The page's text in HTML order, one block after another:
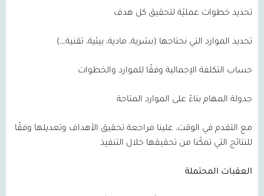
تحديد خطوات عمليّة لتحقيق كل هدف
تحديد الموارد التي نحتاجها (بشرية، مادية، بيئية، تقنية…)
حساب التكلفة الإجمالية وفقًا للموارد والخطوات
جدولة المهام بناءً على الموارد المتاحة
مع التقدم في الوقت، علينا مراجعة تحقيق الأهداف وتعديلها وفقًا
للنتائج التي تمكّنا من تحقيقها خلال التنفيذ
العقبات المحتملة